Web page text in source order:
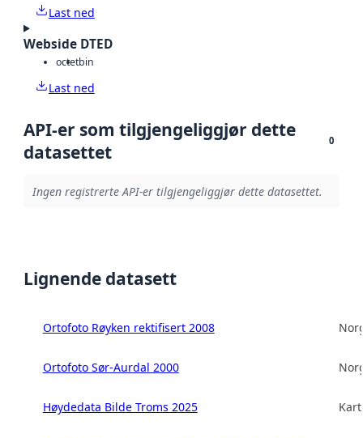
Last ned
Webside DTED
octetbin
Last ned
API-er som tilgjengeliggjør dette
datasettet
0
Ingen registrerte API-er tilgjengeliggjør dette datasettet.
Lignende datasett
Ortofoto Røyken rektifisert 2008
Ortofoto Sør-Aurdal 2000
Høydedata Bilde Troms 2025